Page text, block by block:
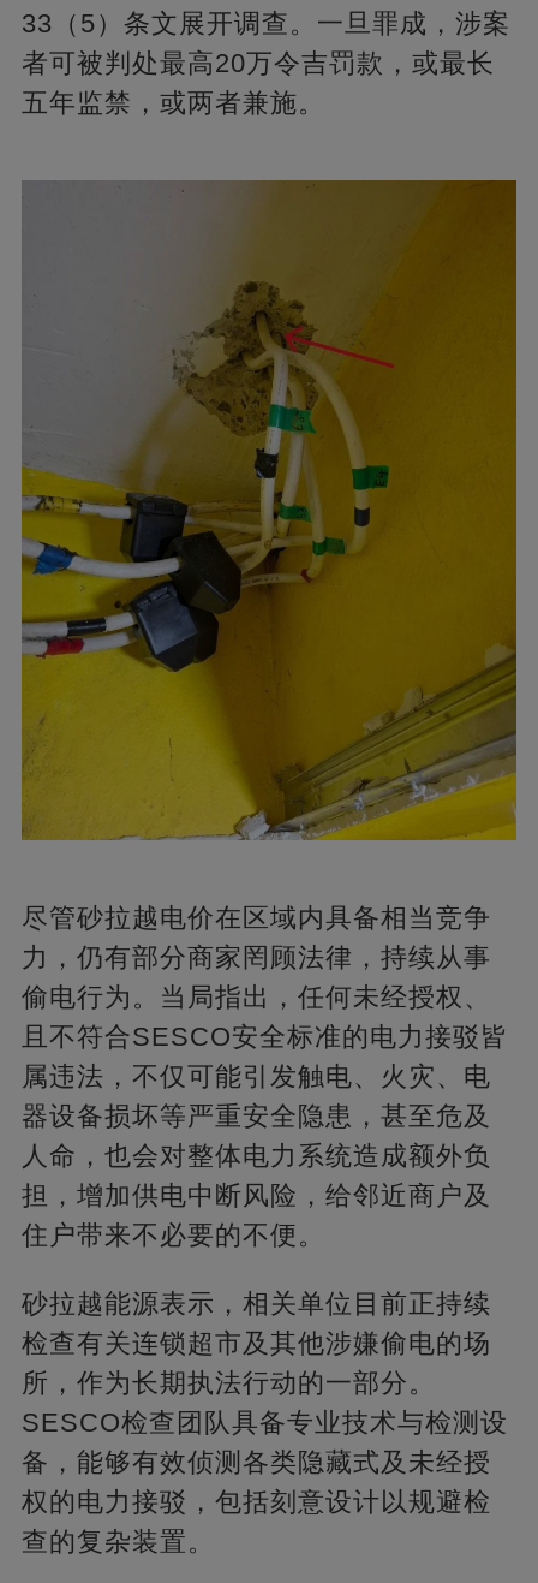
33（5）条文展开调查。一旦罪成，涉案
者可被判处最高20万令吉罚款，或最长
五年监禁，或两者兼施。
尽管砂拉越电价在区域内具备相当竞争
力，仍有部分商家罔顾法律，持续从事
偷电行为。当局指出，任何未经授权、
且不符合SESCO安全标准的电力接驳皆
属违法，不仅可能引发触电、火灾、电
器设备损坏等严重安全隐患，甚至危及
人命，也会对整体电力系统造成额外负
担，增加供电中断风险，给邻近商户及
住户带来不必要的不便。
砂拉越能源表示，相关单位目前正持续
检查有关连锁超市及其他涉嫌偷电的场
所，作为长期执法行动的一部分。
SESCO检查团队具备专业技术与检测设
备，能够有效侦测各类隐藏式及未经授
权的电力接驳，包括刻意设计以规避检
查的复杂装置。